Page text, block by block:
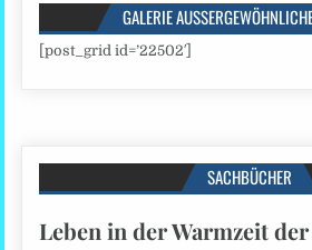
GALERIE
[post_grid id=’22502′]
SACHBÜCHER
Leben in der Warmzeit